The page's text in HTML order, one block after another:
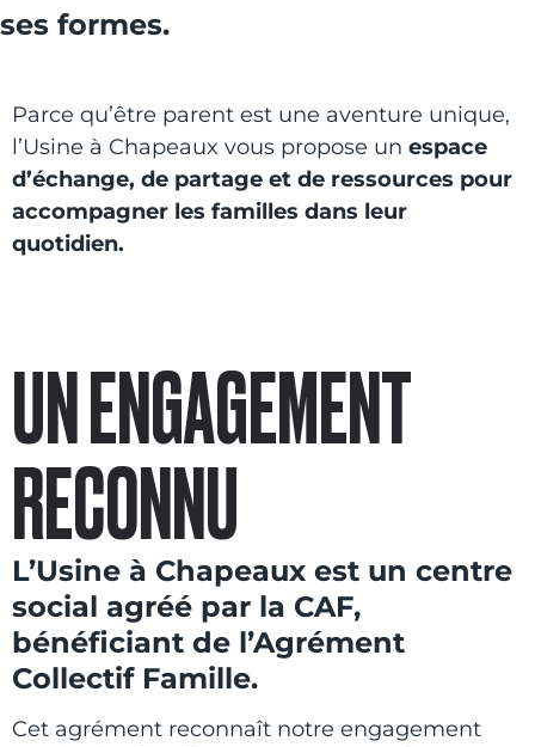
ses formes.
Parce qu’être parent est une aventure unique,
l’Usine à Chapeaux vous propose un espace
d’échange, de partage et de ressources pour
accompagner les familles dans leur
quotidien.
UN ENGAGEMENT
RECONNU
L’Usine à Chapeaux est un centre
social agréé par la CAF,
bénéficiant de l’Agrément
Collectif Famille.
Cet agrément reconnaît notre engagement